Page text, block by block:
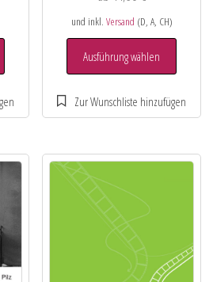
und inkl. Versand (D, A, CH)
Ausführung wählen